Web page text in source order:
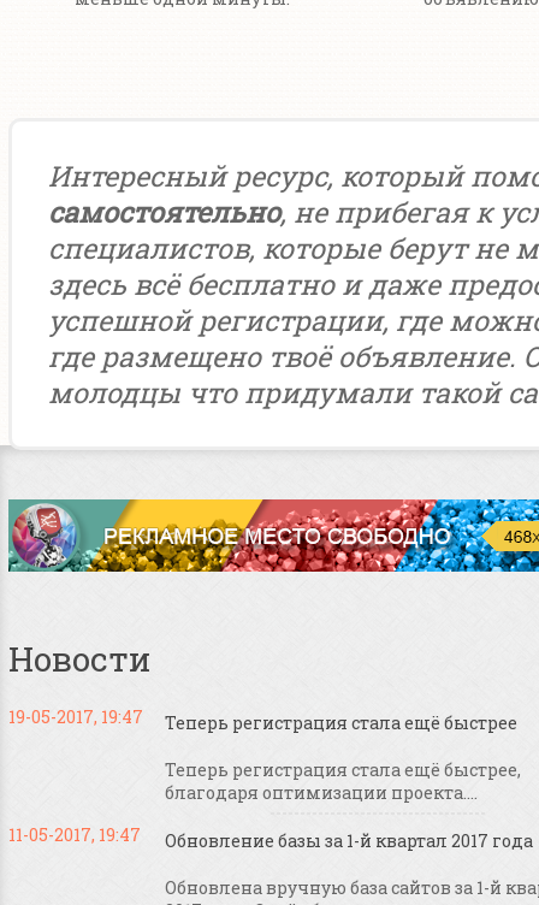
Интересный ресурс, который
самостоятельно, не прибегая к
специалистов, которые берут не
здесь всё бесплатно и даже
успешной регистрации, где
где размещено твоё объявление.
молодцы что придумали такой
Новости
19-05-2017, 19:47 Теперь регистрация стала ещё быстрее
Теперь регистрация стала ещё быстрее,
благодаря оптимизации проекта....
11-05-2017, 19:47
Обновление базы за 1-й квартал 2017 года
Обновлена вручную база сайтов за 1-й